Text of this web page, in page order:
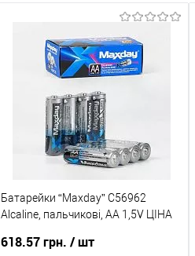
Батарейки “Maxday” C56962
Alcaline, пальчикові, АА 1,5V ЦІНА
618.57 грн. / шт